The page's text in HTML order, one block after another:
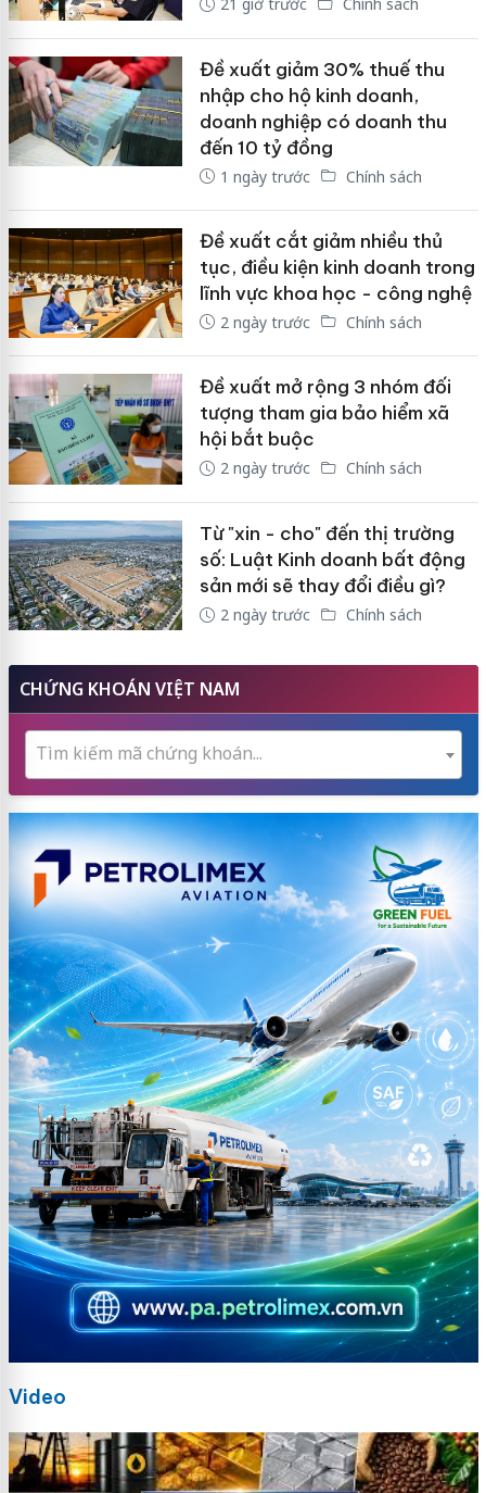
Đề xuất giảm 30% thuế thu
nhập cho hộ kinh doanh,
doanh nghiệp có doanh thu
đến 10 tỷ đồng
1 ngày trước Chính sách
Đề xuất cắt giảm nhiều thủ
tục, điều kiện kinh doanh trong
lĩnh vực khoa học - công nghệ
2 ngày trước Chính sách
Đề xuất mở rộng 3 nhóm đối
tượng tham gia bảo hiểm xã
hội bắt buộc
2 ngày trước Chính sách
Từ "xin - cho" đến thị trường
số: Luật Kinh doanh bất động
sản mới sẽ thay đổi điều gì?
2 ngày trước Chính sách
CHỨNG KHOÁN VIỆT NAM
Tìm kiếm mã chứng khoán...
Video